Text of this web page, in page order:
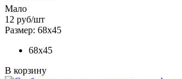
Мало
12 руб/шт
Размер: 68х45
68х45
В корзину